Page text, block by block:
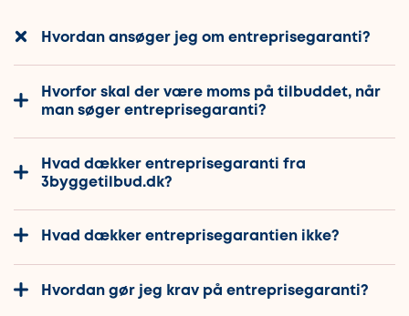
Hvordan ansøger jeg om entreprisegaranti?
Hvorfor skal der være moms på tilbuddet, når
man søger entreprisegaranti?
Hvad dækker entreprisegaranti fra
3byggetilbud.dk?
Hvad dækker entreprisegarantien ikke?
Hvordan gør jeg krav på entreprisegaranti?